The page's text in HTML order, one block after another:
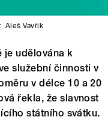
Aleš Vavřík
je udělována k
služební činnosti v
v délce 10 a 20
řekla, že slavnost
státního svátku.